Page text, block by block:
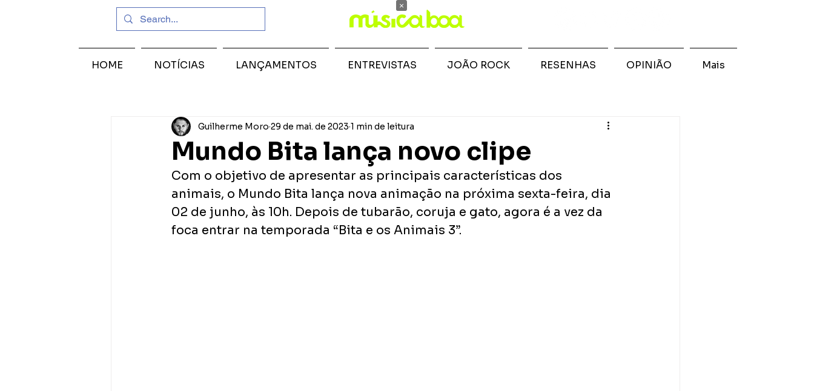
Mundo Bita lança novo clipe
Guilherme Moro 29 de mai. de 2023 1 min de leitura
Com o objetivo de apresentar as principais características dos
animais, o Mundo Bita lança nova animação na próxima sexta-feira, dia
02 de junho, às 10h. Depois de tubarão, coruja e gato, agora é a vez da
foca entrar na temporada “Bita e os Animais 3”.
HOME NOTÍCIAS LANÇAMENTOS ENTREVISTAS JOÃO ROCK RESENHAS OPINIÃO Mais
×